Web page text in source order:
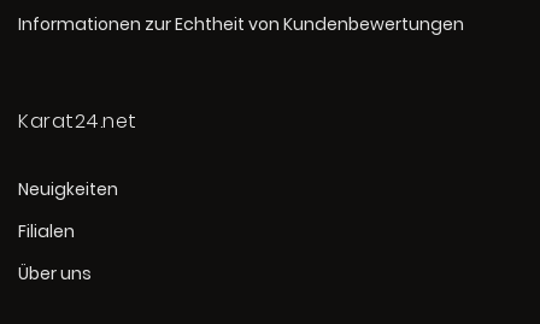
Informationen zur Echtheit von Kundenbewertungen
Karat24.net
Neuigkeiten
Filialen
Über uns